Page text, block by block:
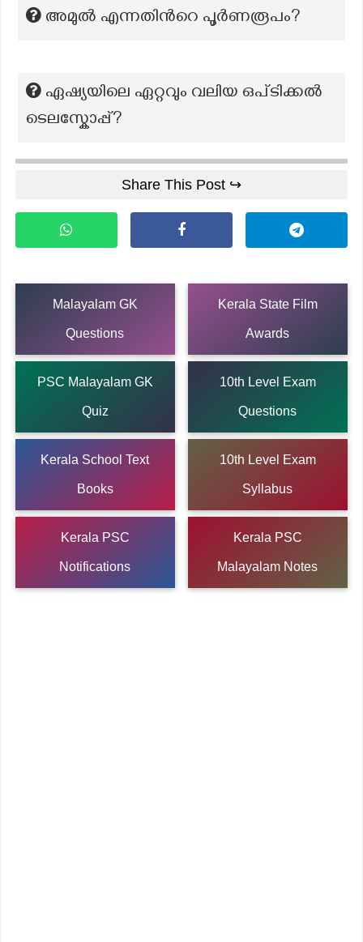
അമുൽ എന്നതിൻറെ പൂർണരൂപം?
ഏഷ്യയിലെ ഏറ്റവും വലിയ ഒപ്ടിക്കൽ
ടെലസ്കോപ്പ്?
Share This Post ↪
Malayalam GK
Questions
Kerala State Film
Awards
PSC Malayalam GK
Quiz
10th Level Exam
Questions
Kerala School Text
Books
10th Level Exam
Syllabus
Kerala PSC
Notifications
Kerala PSC
Malayalam Notes